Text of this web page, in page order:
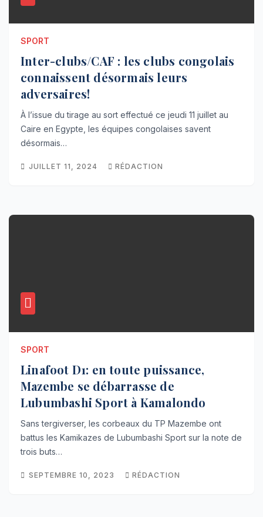
SPORT
Inter-clubs/CAF : les clubs congolais
connaissent désormais leurs
adversaires!
À l’issue du tirage au sort effectué ce jeudi 11 juillet au
Caire en Egypte, les équipes congolaises savent
désormais…
JUILLET 11, 2024 RÉDACTION
SPORT
Linafoot D1: en toute puissance,
Mazembe se débarrasse de
Lubumbashi Sport à Kamalondo
Sans tergiverser, les corbeaux du TP Mazembe ont
battus les Kamikazes de Lubumbashi Sport sur la note de
trois buts…
SEPTEMBRE 10, 2023 RÉDACTION